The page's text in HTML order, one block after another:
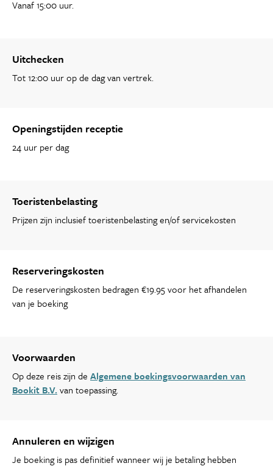
Vanaf 15:00 uur.
Uitchecken
Tot 12:00 uur op de dag van vertrek.
Openingstijden receptie
24 uur per dag
Toeristenbelasting
Prijzen zijn inclusief toeristenbelasting en/of servicekosten
Reserveringskosten
De reserveringskosten bedragen €19.95 voor het afhandelen
van je boeking
Voorwaarden
Op deze reis zijn de Algemene boekingsvoorwaarden van
Bookit B.V. van toepassing.
Annuleren en wijzigen
Je boeking is pas definitief wanneer wij je betaling hebben